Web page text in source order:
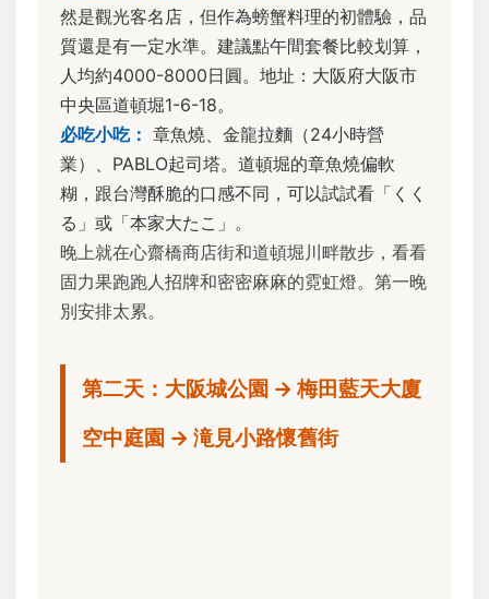
然是觀光客名店，但作為螃蟹料理的初體驗，品
質還是有一定水準。建議點午間套餐比較划算，
人均約4000-8000日圓。地址：大阪府大阪市
中央區道頓堀1-6-18。
必吃小吃： 章魚燒、金龍拉麵（24小時營
業）、PABLO起司塔。道頓堀的章魚燒偏軟
糊，跟台灣酥脆的口感不同，可以試試看「くく
る」或「本家大たこ」。
晚上就在心齋橋商店街和道頓堀川畔散步，看看
固力果跑跑人招牌和密密麻麻的霓虹燈。第一晚
別安排太累。
第二天：大阪城公園 → 梅田藍天大廈
空中庭園 → 滝見小路懷舊街